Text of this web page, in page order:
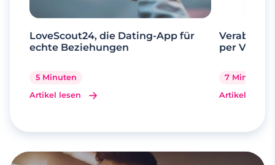
LoveScout24, die Dating-App für
echte Beziehungen
5 Minuten
Artikel lesen
per
7 Minuten
Artikel lesen